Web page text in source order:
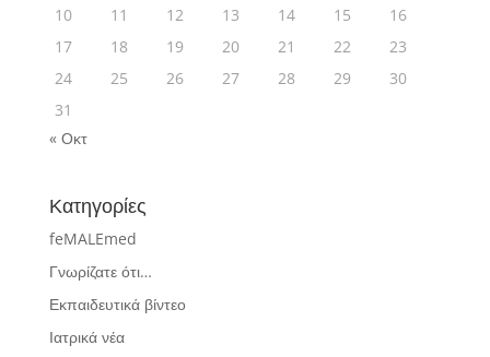
10
11 12 13 14 15
16
17
18 19 20 21 22
23
24
25 26 27 28 29
30
31
« Οκτ
Κατηγορίες
feMALEmed
Γνωρίζατε ότι…
Εκπαιδευτικά βίντεο
Ιατρικά νέα